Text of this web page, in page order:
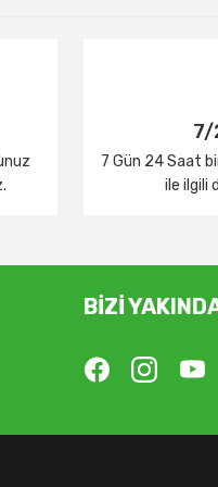
7/
7 Gün 24 Saat
ile ilgili
BİZİ